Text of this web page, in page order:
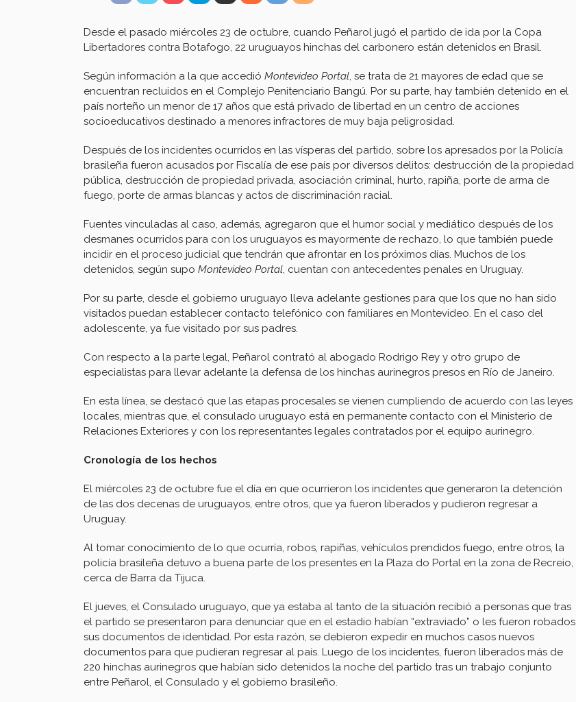
Desde el pasado miércoles 23 de octubre, cuando Peñarol jugó el partido de ida por la Copa
Libertadores contra Botafogo, 22 uruguayos hinchas del carbonero están detenidos en Brasil.
Según información a la que accedió Montevideo Portal, se trata de 21 mayores de edad que se
encuentran recluidos en el Complejo Penitenciario Bangú. Por su parte, hay también detenido en el
país norteño un menor de 17 años que está privado de libertad en un centro de acciones
socioeducativos destinado a menores infractores de muy baja peligrosidad.
Después de los incidentes ocurridos en las vísperas del partido, sobre los apresados por la Policía
brasileña fueron acusados por Fiscalía de ese país por diversos delitos: destrucción de la propiedad
pública, destrucción de propiedad privada, asociación criminal, hurto, rapiña, porte de arma de
fuego, porte de armas blancas y actos de discriminación racial.
Fuentes vinculadas al caso, además, agregaron que el humor social y mediático después de los
desmanes ocurridos para con los uruguayos es mayormente de rechazo, lo que también puede
incidir en el proceso judicial que tendrán que afrontar en los próximos días. Muchos de los
detenidos, según supo Montevideo Portal, cuentan con antecedentes penales en Uruguay.
Por su parte, desde el gobierno uruguayo lleva adelante gestiones para que los que no han sido
visitados puedan establecer contacto telefónico con familiares en Montevideo. En el caso del
adolescente, ya fue visitado por sus padres.
Con respecto a la parte legal, Peñarol contrató al abogado Rodrigo Rey y otro grupo de
especialistas para llevar adelante la defensa de los hinchas aurinegros presos en Río de Janeiro.
En esta línea, se destacó que las etapas procesales se vienen cumpliendo de acuerdo con las leyes
locales, mientras que, el consulado uruguayo está en permanente contacto con el Ministerio de
Relaciones Exteriores y con los representantes legales contratados por el equipo aurinegro.
Cronología de los hechos
El miércoles 23 de octubre fue el día en que ocurrieron los incidentes que generaron la detención
de las dos decenas de uruguayos, entre otros, que ya fueron liberados y pudieron regresar a
Uruguay.
Al tomar conocimiento de lo que ocurría, robos, rapiñas, vehículos prendidos fuego, entre otros, la
policía brasileña detuvo a buena parte de los presentes en la Plaza do Portal en la zona de Recreio,
cerca de Barra da Tijuca.
El jueves, el Consulado uruguayo, que ya estaba al tanto de la situación recibió a personas que tras
el partido se presentaron para denunciar que en el estadio habían “extraviado” o les fueron robados
sus documentos de identidad. Por esta razón, se debieron expedir en muchos casos nuevos
documentos para que pudieran regresar al país. Luego de los incidentes, fueron liberados más de
220 hinchas aurinegros que habían sido detenidos la noche del partido tras un trabajo conjunto
entre Peñarol, el Consulado y el gobierno brasileño.